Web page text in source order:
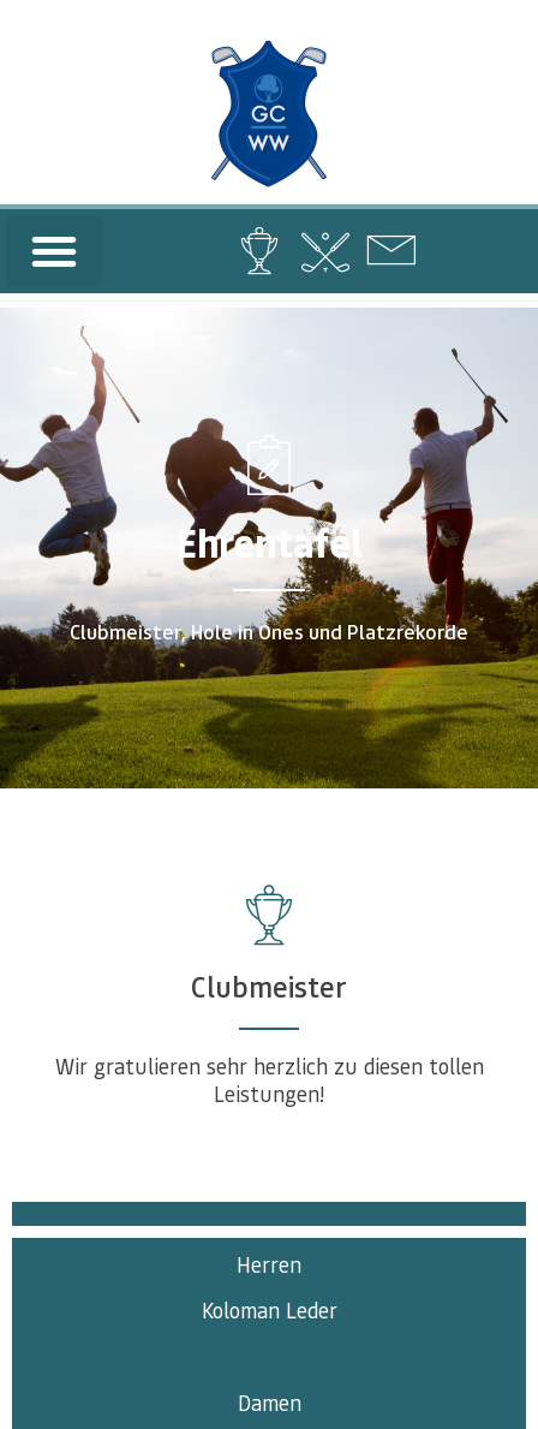
Ehrentafel
Clubmeister, Hole in Ones und Platzrekorde
Clubmeister
Wir gratulieren sehr herzlich zu diesen tollen
Leistungen!
Herren
Koloman Leder
Damen